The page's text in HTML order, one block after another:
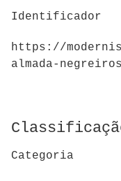
Identificador
https://
almada-
Categoria